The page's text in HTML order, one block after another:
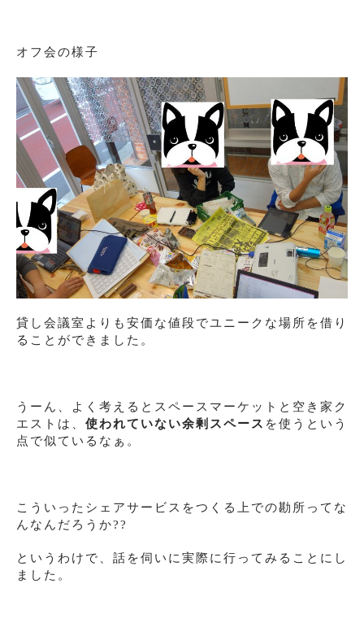
オフ会の様子
貸し会議室よりも安価な値段でユニークな場所を借り
ることができました。
うーん、よく考えるとスペースマーケットと空き家ク
エストは、 使われていない余剰スペース を使うという
点で似ているなぁ。
こういったシェアサービスをつくる上での勘所ってな
んなんだろうか??
というわけで、話を伺いに実際に行ってみることにし
ました。